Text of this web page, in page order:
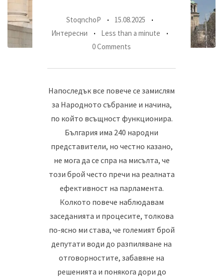
StoqnchoP
15.08.2025
Интересни
Less than a minute
0 Comments
Напоследък все повече се замислям
за Народното събрание и начина,
по който всъщност функционира.
България има 240 народни
представители, но честно казано,
не мога да се спра на мисълта, че
този брой често пречи на реалната
ефективност на парламента.
Колкото повече наблюдавам
заседанията и процесите, толкова
по-ясно ми става, че големият брой
депутати води до разпиляване на
отговорностите, забавяне на
решенията и понякога дори до